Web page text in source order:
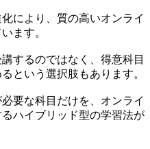
により、質の高いオンライ
ます。
するのではなく、得意科目
という選択肢もあります。
要な科目だけを、オンライ
ハイブリッド型の学習法が